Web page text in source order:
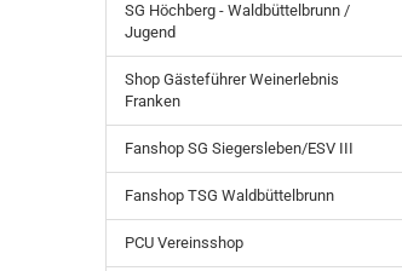
SG Höchberg - Waldbüttelbrunn /
Jugend
Shop Gästeführer Weinerlebnis
Franken
Fanshop SG Siegersleben/ESV III
Fanshop TSG Waldbüttelbrunn
PCU Vereinsshop